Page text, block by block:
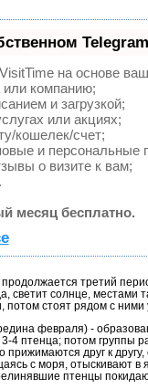
на основе
или компанию;
и загрузкой;
или акциях;
кошелек/счет;
и персональные
о визите к вам;
месяц бесплатно.
третий
светит солнце,
стоят рядом с ними
февраля) -
4 птенца; потом груп­пы
прижимаются друг к
с моря, отыскивают в
птенцы